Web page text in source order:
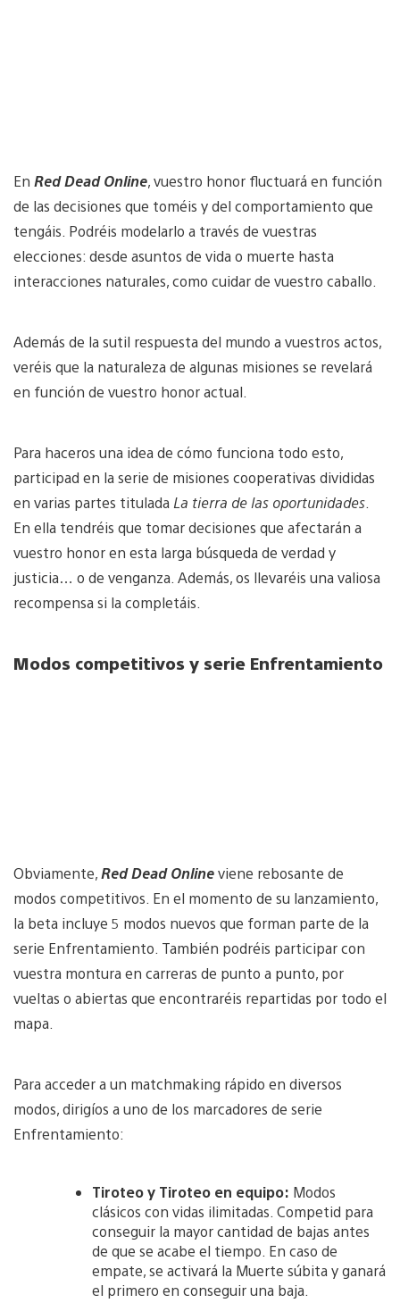
En Red Dead Online, vuestro honor fluctuará en función
de las decisiones que toméis y del comportamiento que
tengáis. Podréis modelarlo a través de vuestras
elecciones: desde asuntos de vida o muerte hasta
interacciones naturales, como cuidar de vuestro caballo.
Además de la sutil respuesta del mundo a vuestros actos,
veréis que la naturaleza de algunas misiones se revelará
en función de vuestro honor actual.
Para haceros una idea de cómo funciona todo esto,
participad en la serie de misiones cooperativas divididas
en varias partes titulada La tierra de las oportunidades
En ella tendréis que tomar decisiones que afectarán a
vuestro honor en esta larga búsqueda de verdad y
justicia… o de venganza. Además, os llevaréis una valiosa
recompensa si la completáis.
Modos competitivos y serie Enfrentamiento
Obviamente,Red Dead Onlineviene rebosante de
modos competitivos. En el momento de su lanzamiento,
la beta incluye 5 modos nuevos que forman parte de la
serie Enfrentamiento. También podréis participar con
vuestra montura en carreras de punto a punto, por
vueltas o abiertas que encontraréis repartidas por todo el
mapa.
Para acceder a un matchmaking rápido en diversos
modos, dirigíos a uno de los marcadores de serie
Enfrentamiento:
Tiroteo y Tiroteo en equipo: Modos
clásicos con vidas ilimitadas. Competid para
conseguir la mayor cantidad de bajas antes
de que se acabe el tiempo. En caso de
empate, se activará la Muerte súbita y ganará
el primero en conseguir una baja.